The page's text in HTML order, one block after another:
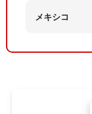
メキシコ